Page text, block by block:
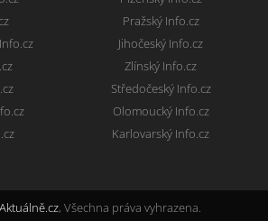
Pražský Info.cz
Jihočeský Info.cz
Zlínský Info.cz
Středočeský Info.cz
Olomoucký Info.cz
Karlovarský Info.cz
, Všechna práva vyhrazena.